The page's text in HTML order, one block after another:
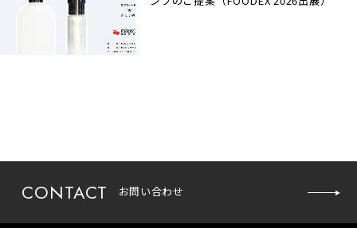
お問い
CONTACT お問い合わせ